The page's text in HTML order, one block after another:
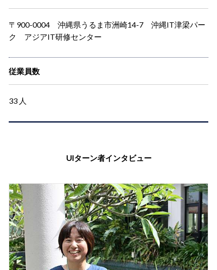
〒900-0004 沖縄県うるま市洲崎14-7 沖縄IT津梁パー
ク アジアIT研修センター
従業員数
33 人
UIターン者インタビュー